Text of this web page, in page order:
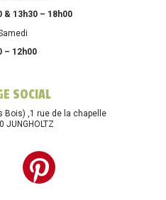
& 13h30 – 18h00
– 12h00
SOCIAL
Bois) ,1 rue de la chapelle
JUNGHOLTZ